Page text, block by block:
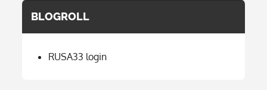
BLOGROLL
RUSA33 login